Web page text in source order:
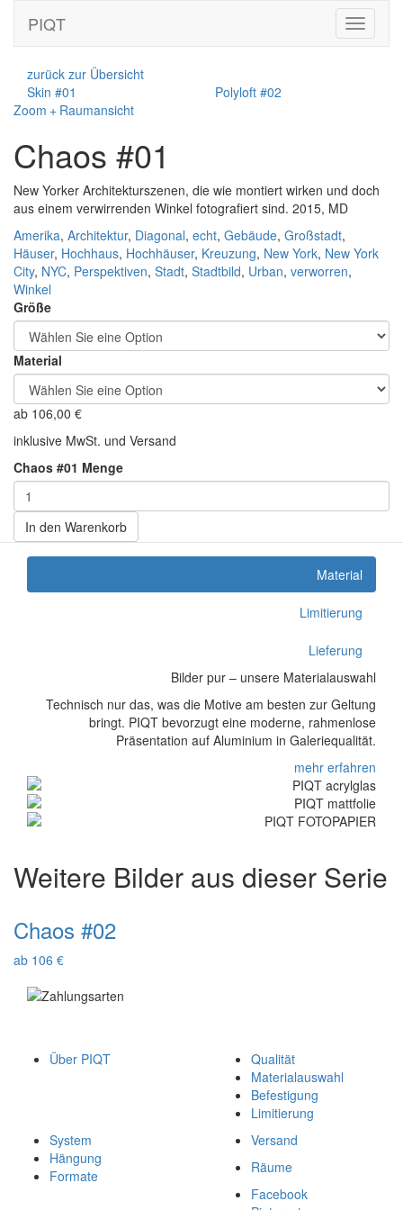
Toggle
PIQT
zurück zur Übersicht
Skin #01
Polyloft #02
Zoom + Raumansicht
Chaos #01
New Yorker Architekturszenen, die wie montiert wirken und doch
aus einem verwirrenden Winkel fotografiert sind. 2015, MD
Amerika, Architektur, Diagonal, echt, Gebäude, Großstadt,
Häuser, Hochhaus, Hochhäuser, Kreuzung, New York, New York
City, NYC, Perspektiven, Stadt, Stadtbild, Urban, verworren,
Winkel
Größe
Material
ab 106,00 €
inklusive MwSt. und Versand
Chaos #01 Menge
In den Warenkorb
Material
Limitierung
Lieferung
Bilder pur – unsere Materialauswahl
Technisch nur das, was die Motive am besten zur Geltung
bringt. PIQT bevorzugt eine moderne, rahmenlose
Präsentation auf Aluminium in Galeriequalität.
mehr erfahren
Weitere Bilder aus dieser Serie
Chaos #02
ab 106 €
Über PIQT
Qualität
Materialauswahl
Befestigung
Limitierung
System
Hängung
Formate
Versand
Räume
Facebook